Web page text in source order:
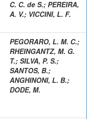
C. C. de S.; PEREIRA,
A. V.; VICCINI, L. F.
PEGORARO, L. M. C.;
RHEINGANTZ, M. G.
T.; SILVA, P. S.;
SANTOS, B.;
ANGHINONI, L. B.;
DODE, M.